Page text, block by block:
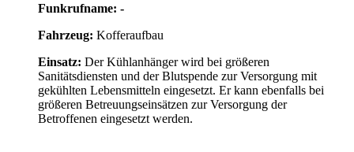
Funkrufname: -
Fahrzeug: Kofferaufbau
Einsatz: Der Kühlanhänger wird bei größeren
Sanitätsdiensten und der Blutspende zur Versorgung mit
gekühlten Lebensmitteln eingesetzt. Er kann ebenfalls bei
größeren Betreuungseinsätzen zur Versorgung der
Betroffenen eingesetzt werden.